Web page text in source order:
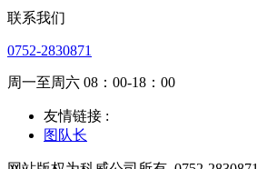
联系我们
0752-2830871
周一至周六 08：00-18：00
友情链接 :
图队长